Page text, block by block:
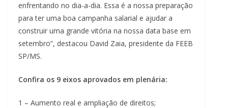
enfrentando no dia-a-dia. Essa é a nossa preparação
para ter uma boa campanha salarial e ajudar a
construir uma grande vitória na nossa data base em
setembro”, destacou David Zaia, presidente da FEEB
SP/MS.
Confira os 9 eixos aprovados em plenária:
1 – Aumento real e ampliação de direitos;